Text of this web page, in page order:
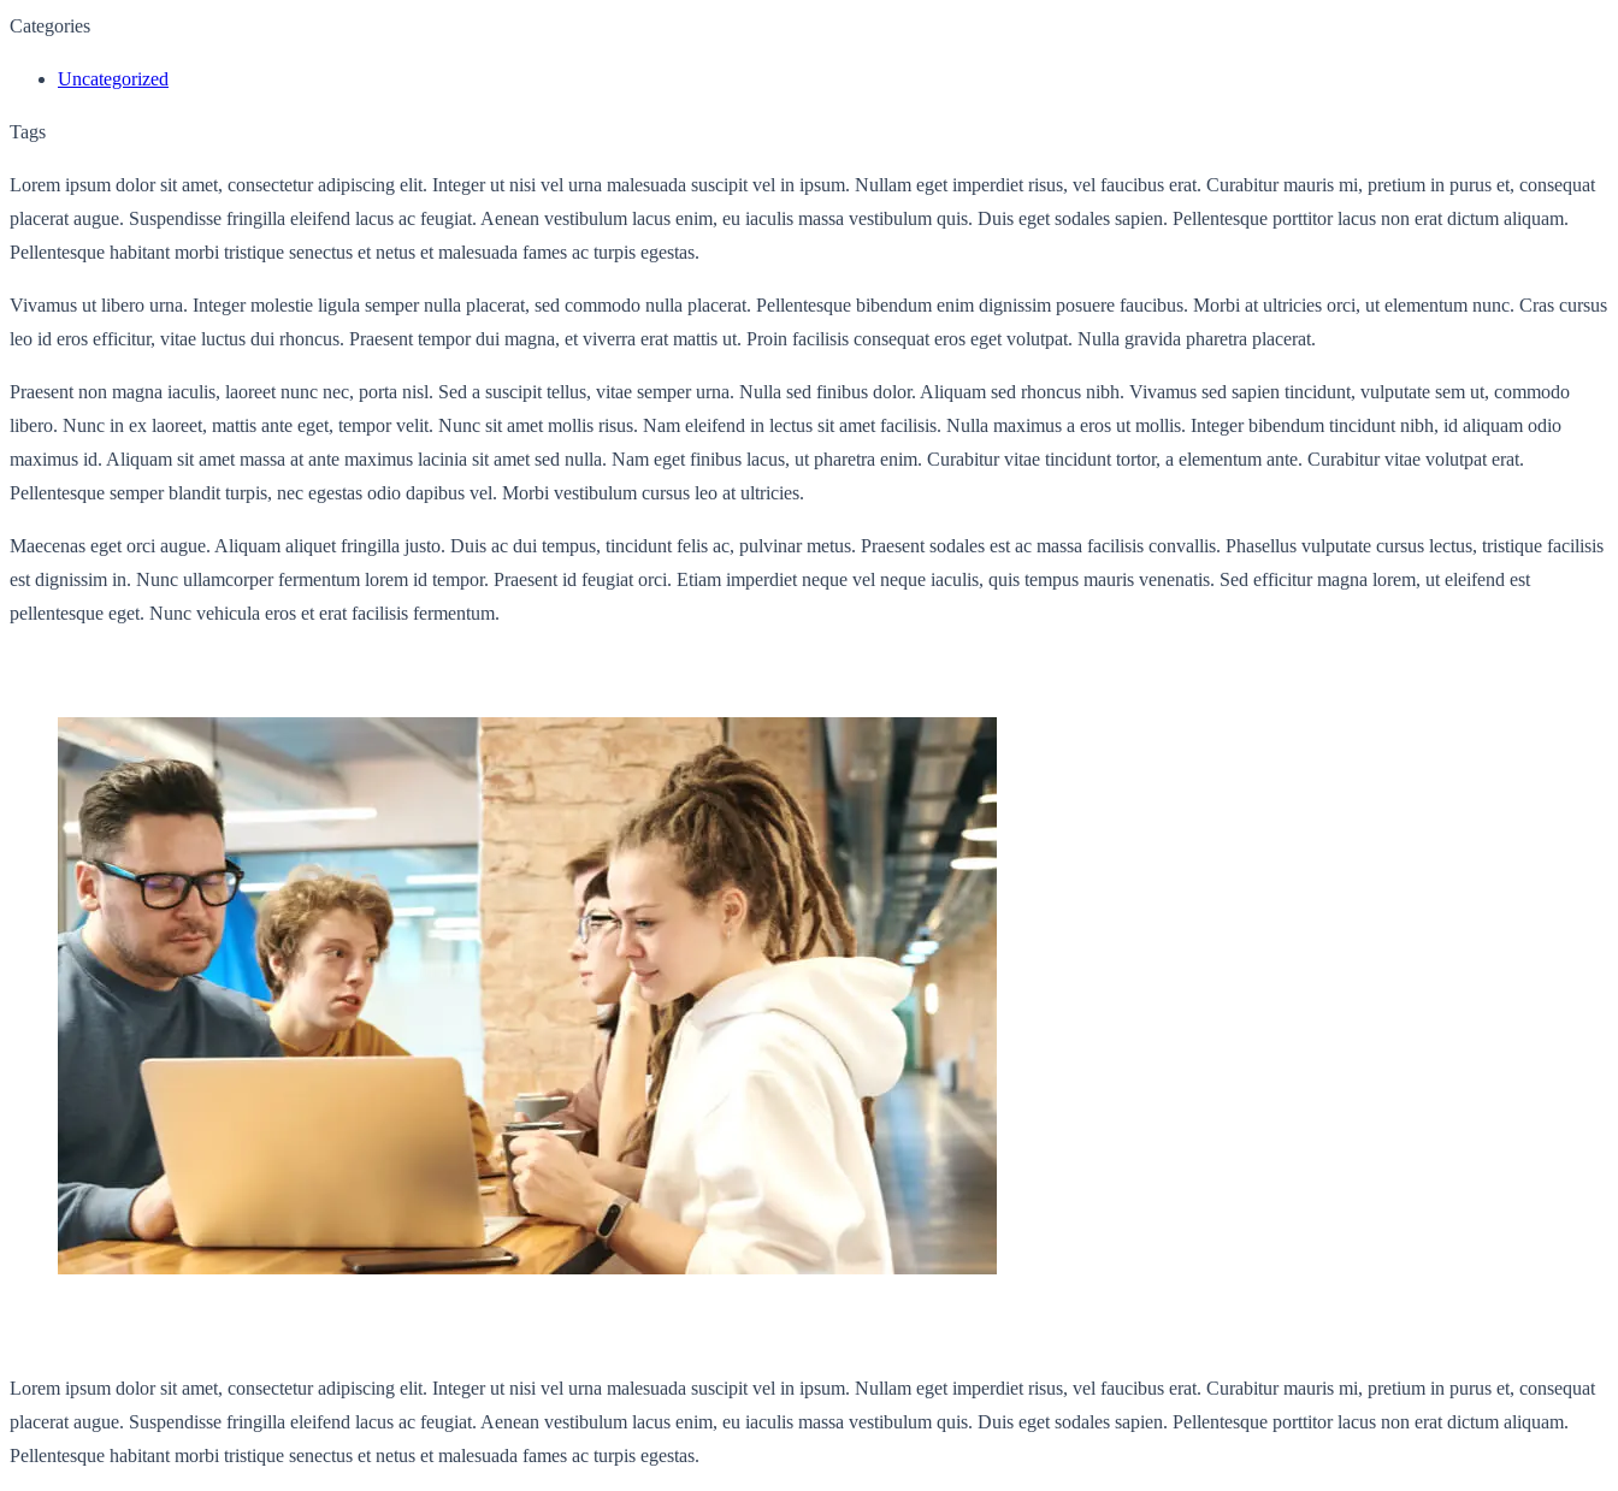
Categories
Uncategorized
Tags
Lorem ipsum dolor sit amet, consectetur adipiscing elit. Integer ut nisi vel urna malesuada suscipit vel in ipsum. Nullam eget imperdiet risus, vel faucibus erat. Curabitur mauris mi, pretium in purus et, consequat
placerat augue. Suspendisse fringilla eleifend lacus ac feugiat. Aenean vestibulum lacus enim, eu iaculis massa vestibulum quis. Duis eget sodales sapien. Pellentesque porttitor lacus non erat dictum aliquam.
Pellentesque habitant morbi tristique senectus et netus et malesuada fames ac turpis egestas.
Vivamus ut libero urna. Integer molestie ligula semper nulla placerat, sed commodo nulla placerat. Pellentesque bibendum enim dignissim posuere faucibus. Morbi at ultricies orci, ut elementum nunc. Cras cursus
leo id eros efficitur, vitae luctus dui rhoncus. Praesent tempor dui magna, et viverra erat mattis ut. Proin facilisis consequat eros eget volutpat. Nulla gravida pharetra placerat.
Praesent non magna iaculis, laoreet nunc nec, porta nisl. Sed a suscipit tellus, vitae semper urna. Nulla sed finibus dolor. Aliquam sed rhoncus nibh. Vivamus sed sapien tincidunt, vulputate sem ut, commodo
libero. Nunc in ex laoreet, mattis ante eget, tempor velit. Nunc sit amet mollis risus. Nam eleifend in lectus sit amet facilisis. Nulla maximus a eros ut mollis. Integer bibendum tincidunt nibh, id aliquam odio
maximus id. Aliquam sit amet massa at ante maximus lacinia sit amet sed nulla. Nam eget finibus lacus, ut pharetra enim. Curabitur vitae tincidunt tortor, a elementum ante. Curabitur vitae volutpat erat.
Pellentesque semper blandit turpis, nec egestas odio dapibus vel. Morbi vestibulum cursus leo at ultricies.
Maecenas eget orci augue. Aliquam aliquet fringilla justo. Duis ac dui tempus, tincidunt felis ac, pulvinar metus. Praesent sodales est ac massa facilisis convallis. Phasellus vulputate cursus lectus, tristique facilisis
est dignissim in. Nunc ullamcorper fermentum lorem id tempor. Praesent id feugiat orci. Etiam imperdiet neque vel neque iaculis, quis tempus mauris venenatis. Sed efficitur magna lorem, ut eleifend est
pellentesque eget. Nunc vehicula eros et erat facilisis fermentum.
Lorem ipsum dolor sit amet, consectetur adipiscing elit. Integer ut nisi vel urna malesuada suscipit vel in ipsum. Nullam eget imperdiet risus, vel faucibus erat. Curabitur mauris mi, pretium in purus et, consequat
placerat augue. Suspendisse fringilla eleifend lacus ac feugiat. Aenean vestibulum lacus enim, eu iaculis massa vestibulum quis. Duis eget sodales sapien. Pellentesque porttitor lacus non erat dictum aliquam.
Pellentesque habitant morbi tristique senectus et netus et malesuada fames ac turpis egestas.